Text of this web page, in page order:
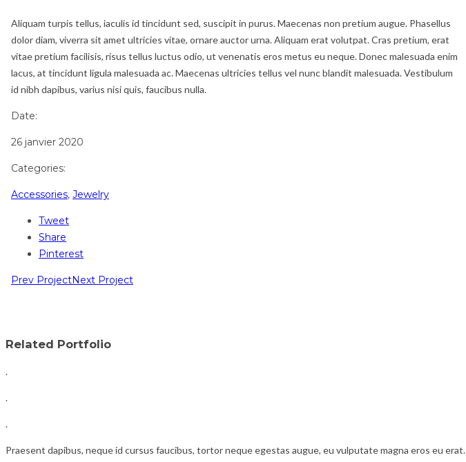
Aliquam turpis tellus, iaculis id tincidunt sed, suscipit in purus. Maecenas non pretium augue. Phasellus
dolor diam, viverra sit amet ultricies vitae, ornare auctor urna. Aliquam erat volutpat. Cras pretium, erat
vitae pretium facilisis, risus tellus luctus odio, ut venenatis eros metus eu neque. Donec malesuada enim
lacus, at tincidunt ligula malesuada ac. Maecenas ultricies tellus vel nunc blandit malesuada. Vestibulum
id nibh dapibus, varius nisi quis, faucibus nulla.
Date:
26 janvier 2020
Categories:
Accessories, Jewelry
Tweet
Share
Pinterest
Prev ProjectNext Project
Related Portfolio
.
.
.
Praesent dapibus, neque id cursus faucibus, tortor neque egestas augue, eu vulputate magna eros eu erat.